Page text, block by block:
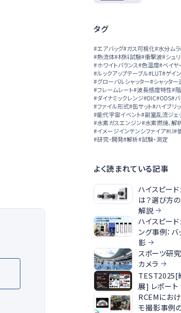
タグ
#エアバッグ#ガス可視化#水分ムラ
#熱流体#材料試験#衝撃波#シュ
#ホワイトバランス#色温度#ベイヤ
#ルックアップテーブル#LUT#ゲイン
#グローバルシャッター#シャッター
#フレームレート#波長感度特性#
#ダイナミックレンジ#DIC#ODS#バ
#ファイル形式#缶サット#ハイブリ
#能代宇宙イベント#副室乱流ジェ
#水素ガスエンジン#水素燃焼、解
#イメージインテンシファイア#I.I#
#研究・開発#解析#試験・測定
よく読まれている記事
ハイスピー
は？選び方
解説
ハイスピード
ング事例：バ
影
スポーツ研
カメラ
TEST2025[
展] レポート
RCEMにお
モ撮影事例